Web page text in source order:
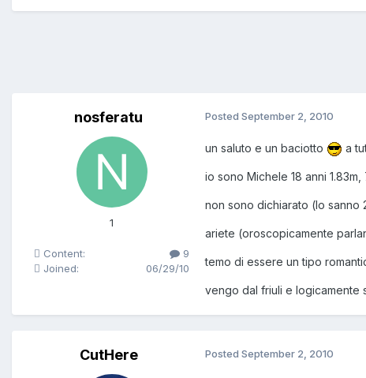
nosferatu
1
Content:
9
Joined:
06/29/10
Posted September 2, 2010
un saluto e un baciotto a
io sono Michele 18 anni
non sono dichiarato (lo sanno
ariete (oroscopicamente
temo di essere un tipo
vengo dal friuli e logicamente
CutHere Posted September 2, 2010